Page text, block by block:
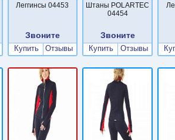
Леггинсы 04453
Звоните
Купить Отзывы
Штаны POLARTEC
04454
Звоните
Купить Отзывы